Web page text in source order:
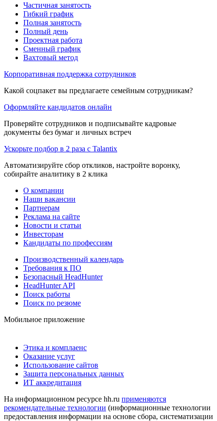
Частичная занятость
Гибкий график
Полная занятость
Полный день
Проектная работа
Сменный график
Вахтовый метод
Корпоративная поддержка сотрудников
Какой соцпакет вы предлагаете семейным сотрудникам?
Оформляйте кандидатов онлайн
Проверяйте сотрудников и подписывайте кадровые
документы без бумаг и личных встреч
Ускорьте подбор в 2 раза с Talantix
Автоматизируйте сбор откликов, настройте воронку,
собирайте аналитику в 2 клика
О компании
Наши вакансии
Партнерам
Реклама на сайте
Новости и статьи
Инвесторам
Кандидаты по профессиям
Производственный календарь
Требования к ПО
Безопасный HeadHunter
HeadHunter API
Поиск работы
Поиск по резюме
Мобильное приложение
Этика и комплаенс
Оказание услуг
Использование сайтов
Защита персональных данных
ИТ аккредитация
На информационном ресурсе hh.ru применяются
рекомендательные технологии (информационные технологии
предоставления информации на основе сбора, систематизации